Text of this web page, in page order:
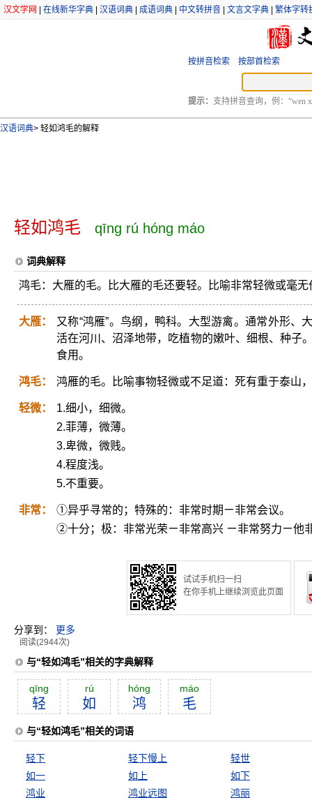
汉文学网 在线新华字典 汉语词典 成语词典 中文转拼音 文言文字典 繁体字转
按拼音检索 按部首检索
提示： 支持拼音查询，例：“wen
汉语词典> 轻如鸿毛的解释
轻如鸿毛 qīng rú hóng máo
词典解释
鸿毛：大雁的毛。比大雁的毛还要轻。比喻非常轻微或毫无
大雁：
又称“鸿雁”。鸟纲，鸭科。大型游禽。通常外形
活在河川、沼泽地带，吃植物的嫩叶、细根、种子
食用。
鸿毛： 鸿雁的毛。比喻事物轻微或不足道：死有重于泰山
轻微：
1.细小，细微。
2.菲薄，微薄。
3.卑微，微贱。
4.程度浅。
5.不重要。
非常：
①异乎寻常的；特殊的：非常时期ㄧ非常会议。
②十分；极：非常光荣ㄧ非常高兴 ㄧ非常努力ㄧ他
试试手机扫一扫
在你手机上继续浏览此页面
分享到： 更多
阅读(2944次)
与“轻如鸿毛”相关的字典解释
qīng
轻
rú
如
hóng
鸿
máo
毛
与“轻如鸿毛”相关的词语
轻下 轻下慢上
轻世
如一
如上
如下
鸿业
鸿业远图
鸿丽